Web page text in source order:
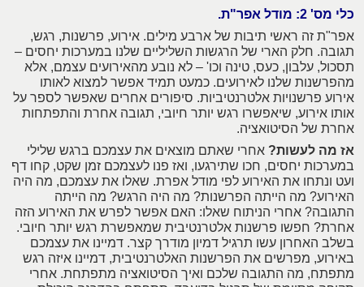
כלי מס' 2: מודל אפר"ת.
אפר"ת זה ראשי תיבות של ארבע מילים. אירוע, פרשנות, רגש,
תגובה. חלק הארי של הרגשות השליליים שלנו במערכות יחסים –
תסכול, עלבון, כעס, טינה וכו' – לא נובע מהאירועים עצמם, אלא
מהפרשנות שלנו לאירועים. כמעט תמיד אפשר למצוא לאותו
אירוע פרשנויות אלטרנטיביות. סיפורים אחרים שאפשר לספר על
אותו אירוע, שיאפשרו רגש יותר חיובי, תגובה אחרת והתפתחות
אחרת של הסיטואציה.
אז מה לעשות? אחרי שאתם מוצאים את עצמכם ברגש שלילי
במערכות יחסים, חכו שתירגעו, ואז פנו לעצמכם זמן שקט, קחו דף
ועט ונתחו את האירוע לפי מודל אפרת. שאלו את עצמכם, מה היה
האירוע? מה הייתה הפרשנות? מה היה הרגש? מה הייתה
התגובה? אחרי הניתוח שאלו: האם אפשר לפרש את האירוע הזה
אחרת? חפשו פרשנות אלטרנטיבית שמאפשרת רגש יותר חיובי.
בשלב האחרון עשו תרגיל דמיון מודרך קצר. דמיינו את עצמכם
באירוע, מפרשים את הפרשנות האלטרנטיבית, דמיינו איזה רגש
מתפתח, מה התגובה שלכם ואיך הסיטואציה מתפתחת. אחרי